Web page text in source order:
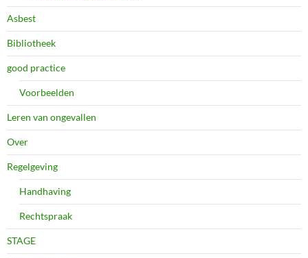
Asbest
Bibliotheek
good practice
Voorbeelden
Leren van ongevallen
Over
Regelgeving
Handhaving
Rechtspraak
STAGE